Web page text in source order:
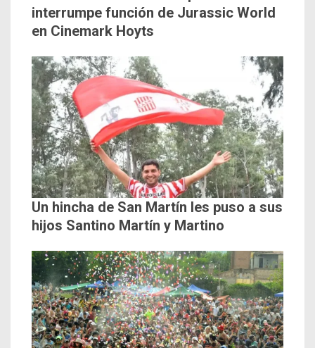
interrumpe función de Jurassic World
en Cinemark Hoyts
Un hincha de San Martín les puso a sus
hijos Santino Martín y Martino